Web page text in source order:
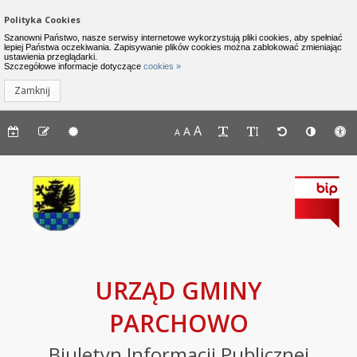
Urząd Gminy Parchowo -
Nawigacja do pomijania linków
Polityka Cookies
Szanowni Państwo, nasze serwisy internetowe wykorzystują pliki cookies, aby spełniać
lepiej Państwa oczekiwania. Zapisywanie plików cookies można zablokować zmieniając
ustawienia przeglądarki.
Szczegółowe informacje dotyczące cookies »
Zamknij
Menu górne
Menu górne - edycja stronyMenu górne - dostępność strony
A A A
URZĄD GMINY
PARCHOWO
Lewe menu
menu
INFORMACJE
Komunikaty
Deklaracja
dostępności
Raport
stanie